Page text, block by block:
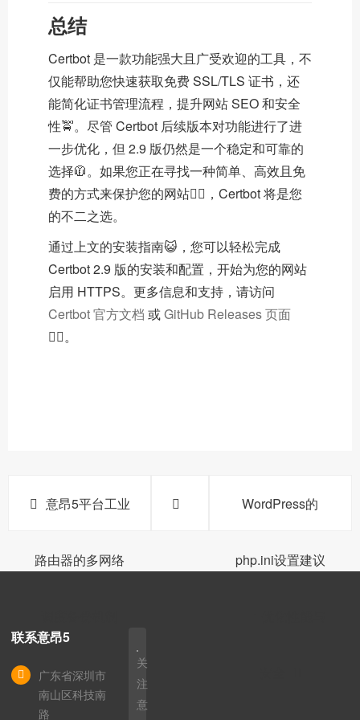
总结
Certbot 是一款功能强大且广受欢迎的工具，不
仅能帮助您快速获取免费 SSL/TLS 证书，还
能简化证书管理流程，提升网站 SEO 和安全
性🚖。尽管 Certbot 后续版本对功能进行了进
一步优化，但 2.9 版仍然是一个稳定和可靠的
选择🧥。如果您正在寻找一种简单、高效且免
费的方式来保护您的网站👍🏽，Certbot 将是您
的不二之选。
通过上文的安装指南😺，您可以轻松完成
Certbot 2.9 版的安装和配置，开始为您的网站
启用 HTTPS。更多信息和支持，请访问
Certbot 官方文档 或GitHub Releases 页面
🕴🏻。
意昂5平台工业
路由器的多网络
WordPress的
php.ini设置建议
联系意昂5
广东省深圳市
南山区科技南
路
关
注
意